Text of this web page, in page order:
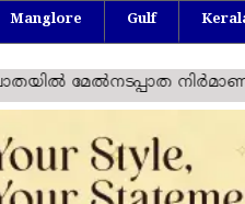
Manglore Gulf